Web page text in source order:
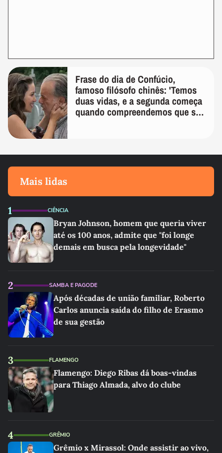
Frase do dia de Confúcio,
famoso filósofo chinês: 'Temos
duas vidas, e a segunda começa
quando compreendemos que só
Mais lidas
1 CIÊNCIA
Bryan Johnson, homem que queria viver
até os 100 anos, admite que "foi longe
demais em busca pela longevidade"
2 SAMBA E PAGODE
Após décadas de união familiar, Roberto
Carlos anuncia saída do filho de Erasmo
de sua gestão
3 FLAMENGO
Flamengo: Diego Ribas dá boas-vindas
para Thiago Almada, alvo do clube
4 GRÊMIO
Grêmio x Mirassol: Onde assistir ao vivo,